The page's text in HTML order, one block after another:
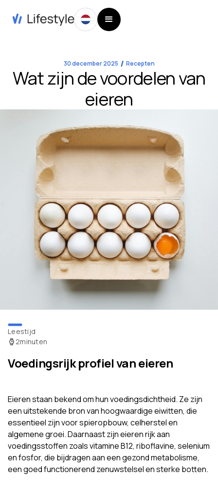
30 december 2025 Recepten
Wat zijn de voordelen van
eieren
Leestijd
2minuten
Voedingsrijk profiel van eieren
Eieren staan bekend om hun voedingsdichtheid. Ze zijn
een uitstekende bron van hoogwaardige eiwitten, die
essentieel zijn voor spieropbouw, celherstel en
algemene groei. Daarnaast zijn eieren rijk aan
voedingsstoffen zoals vitamine B12, riboflavine, selenium
en fosfor, die bijdragen aan een gezond metabolisme,
een goed functionerend zenuwstelsel en sterke botten.